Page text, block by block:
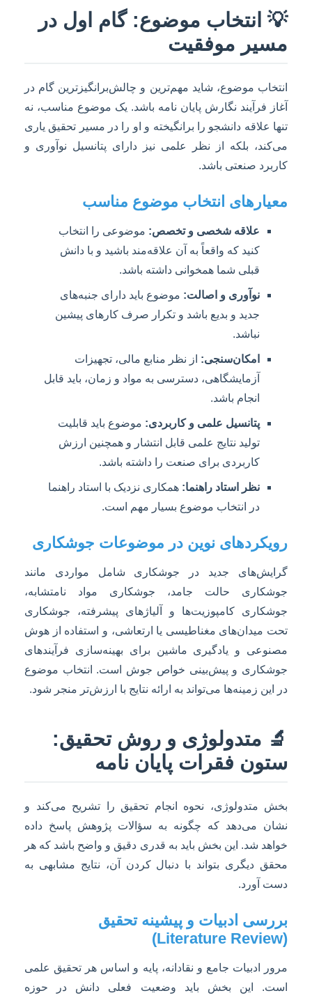
💡 انتخاب موضوع: گام اول در
مسیر موفقیت
انتخاب موضوع، شاید مهم‌ترین و چالش‌برانگیزترین گام در
آغاز فرآیند نگارش پایان نامه باشد. یک موضوع مناسب، نه
تنها علاقه دانشجو را برانگیخته و او را در مسیر تحقیق یاری
می‌کند، بلکه از نظر علمی نیز دارای پتانسیل نوآوری و
کاربرد صنعتی باشد.
معیارهای انتخاب موضوع مناسب
علاقه شخصی و تخصص: موضوعی را انتخاب
کنید که واقعاً به آن علاقه‌مند باشید و با دانش
قبلی شما همخوانی داشته باشد.
نوآوری و اصالت: موضوع باید دارای جنبه‌های
جدید و بدیع باشد و تکرار صرف کارهای پیشین
نباشد.
امکان‌سنجی: از نظر منابع مالی، تجهیزات
آزمایشگاهی، دسترسی به مواد و زمان، باید قابل
انجام باشد.
پتانسیل علمی و کاربردی: موضوع باید قابلیت
تولید نتایج علمی قابل انتشار و همچنین ارزش
کاربردی برای صنعت را داشته باشد.
نظر استاد راهنما: همکاری نزدیک با استاد راهنما
در انتخاب موضوع بسیار مهم است.
رویکردهای نوین در موضوعات جوشکاری
گرایش‌های جدید در جوشکاری شامل مواردی مانند
جوشکاری حالت جامد، جوشکاری مواد نامتشابه،
جوشکاری کامپوزیت‌ها و آلیاژهای پیشرفته، جوشکاری
تحت میدان‌های مغناطیسی یا ارتعاشی، و استفاده از هوش
مصنوعی و یادگیری ماشین برای بهینه‌سازی فرآیندهای
جوشکاری و پیش‌بینی خواص جوش است. انتخاب موضوع
در این زمینه‌ها می‌تواند به ارائه نتایج با ارزش‌تر منجر شود.
🔬 متدولوژی و روش تحقیق:
ستون فقرات پایان نامه
بخش متدولوژی، نحوه انجام تحقیق را تشریح می‌کند و
نشان می‌دهد که چگونه به سؤالات پژوهش پاسخ داده
خواهد شد. این بخش باید به قدری دقیق و واضح باشد که هر
محقق دیگری بتواند با دنبال کردن آن، نتایج مشابهی به
دست آورد.
بررسی ادبیات و پیشینه تحقیق
(Literature Review)
مرور ادبیات جامع و نقادانه، پایه و اساس هر تحقیق علمی
است. این بخش باید وضعیت فعلی دانش در حوزه